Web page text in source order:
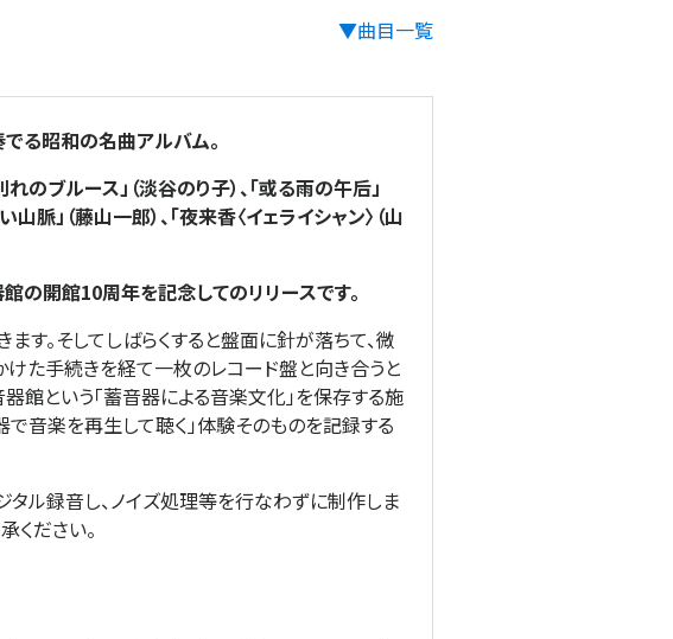
▼曲目一覧
る昭和の名曲アルバム。
れのブルース」（淡谷のり子）、「或る雨の午后」
山脈」（藤山一郎）、「夜来香〈イェライシャン〉（山
開館10周年を記念してのリリースです。
。そしてしばらくすると盤面に針が落ちて、微
けた手続きを経て一枚のレコード盤と向き合うと
館という「蓄音器による音楽文化」を保存する施
で音楽を再生して聴く」体験そのものを記録する
タル録音し、ノイズ処理等を行なわずに制作しま
ください。